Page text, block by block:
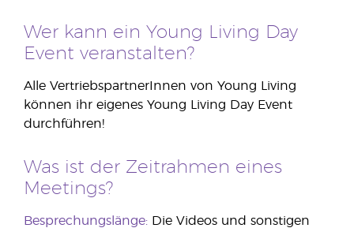
Wer kann ein Young Living Day
Event veranstalten?
Alle VertriebspartnerInnen von Young Living
können ihr eigenes Young Living Day Event
durchführen!
Was ist der Zeitrahmen eines
Meetings?
Besprechungslänge: Die Videos und sonstigen